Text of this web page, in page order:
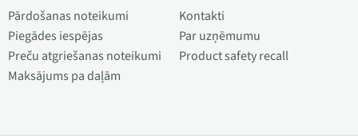
Pārdošanas noteikumi
Piegādes iespējas
Preču atgriešanas noteikumi
Maksājums pa daļām
Kontakti
Par uzņēmumu
Product safety recall